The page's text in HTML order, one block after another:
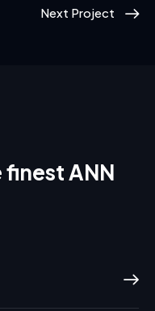
Next Project
ANN